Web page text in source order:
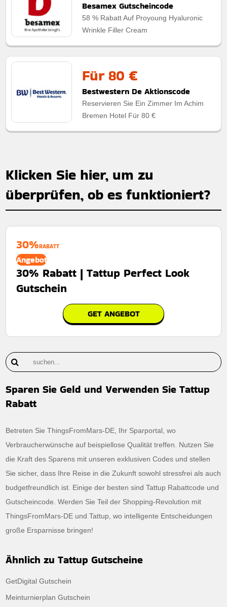
Besamex Gutscheincode
58 % Rabatt Auf Proyoung Hyaluronic
Wrinkle Filler Cream
Für 80 €
Bestwestern De Aktionscode
Reservieren Sie Ein Zimmer Im Achim
Bremen Hotel Für 80 €
Klicken Sie hier, um zu
überprüfen, ob es funktioniert?
30%RABATT
Angebot
30% Rabatt | Tattup Perfect Look
Gutschein
GET ANGEBOT
Sparen Sie Geld und Verwenden Sie Tattup
Rabatt
Betreten Sie ThingsFromMars-DE, Ihr Sparportal, wo
Verbraucherwünsche auf beispiellose Qualität treffen. Nutzen Sie
die Kraft des Sparens mit unseren exklusiven Codes und stellen
Sie sicher, dass Ihre Reise in die Zukunft sowohl stressfrei als auch
budgetfreundlich ist. Einige der besten sind Tattup Rabattcode und
Gutscheincode. Werden Sie Teil der Shopping-Revolution mit
ThingsFromMars-DE und Tattup, wo intelligente Entscheidungen
große Ersparnisse bringen!
Ähnlich zu Tattup Gutscheine
GetDigital Gutschein
Meinturnierplan Gutschein